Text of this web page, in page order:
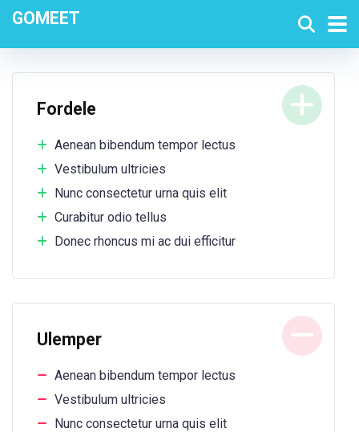
GOMEET
Fordele
Aenean bibendum tempor lectus
Vestibulum ultricies
Nunc consectetur urna quis elit
Curabitur odio tellus
Donec rhoncus mi ac dui efficitur
Ulemper
Aenean bibendum tempor lectus
Vestibulum ultricies
Nunc consectetur urna quis elit